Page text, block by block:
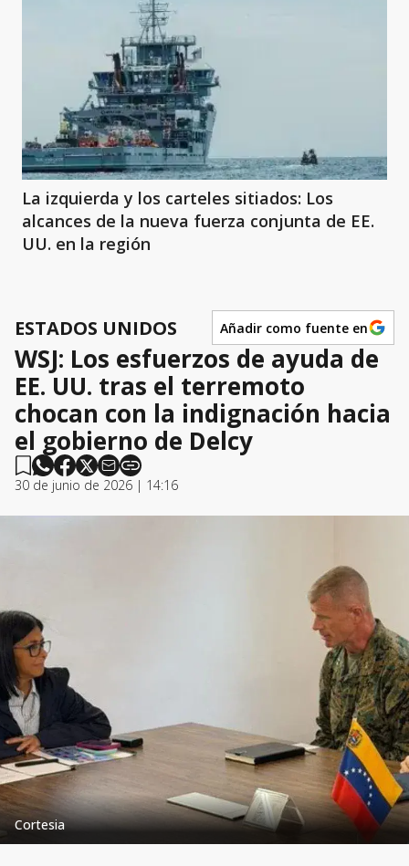
La izquierda y los carteles sitiados: Los
alcances de la nueva fuerza conjunta de EE.
UU. en la región
ESTADOS UNIDOS Añadir como fuente en
WSJ: Los esfuerzos de ayuda de
EE. UU. tras el terremoto
chocan con la indignación hacia
el gobierno de Delcy
30 de junio de 2026 | 14:16
Cortesia